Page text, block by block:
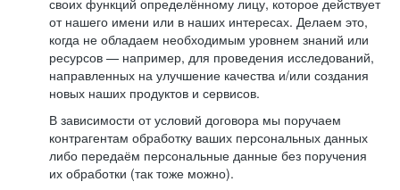
своих функций определённому лицу, которое действует
от нашего имени или в наших интересах. Делаем это,
когда не обладаем необходимым уровнем знаний или
ресурсов — например, для проведения исследований,
направленных на улучшение качества и/или создания
новых наших продуктов и сервисов.
В зависимости от условий договора мы поручаем
контрагентам обработку ваших персональных данных
либо передаём персональные данные без поручения
их обработки (так тоже можно).